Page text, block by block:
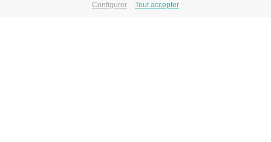
Configurer
Tout accepter